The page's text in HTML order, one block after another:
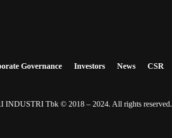
Governance Investors News CSR
Tbk © 2018 – 2024. All rights reserved.